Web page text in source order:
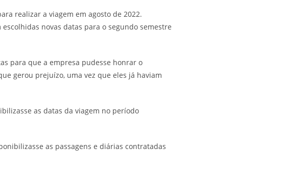
realizar a viagem em agosto de 2022.
novas datas para o segundo semestre
para que a empresa pudesse honrar o
gerou prejuízo, uma vez que eles já haviam
as datas da viagem no período
as passagens e diárias contratadas